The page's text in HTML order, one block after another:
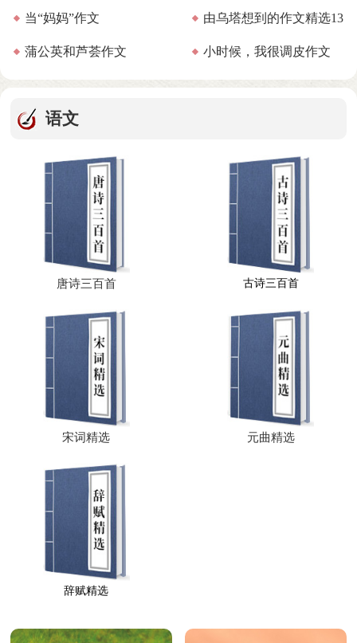
(精选15篇)
当“妈妈”作文 由乌塔想到的作文精选13
篇
蒲公英和芦荟作文 小时候，我很调皮作文
(合集15篇)
语文
唐诗三百首 古诗三百首
宋词精选 元曲精选
辞赋精选